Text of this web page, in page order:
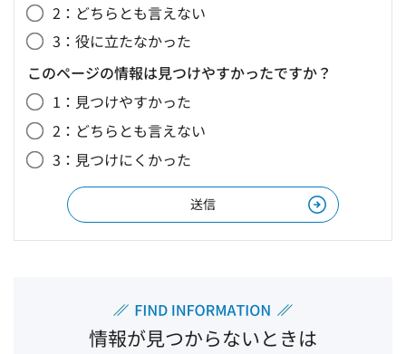
2：どちらとも言えない
3：役に立たなかった
このページの情報は見つけやすかったですか？
1：見つけやすかった
2：どちらとも言えない
3：見つけにくかった
情報が見つからないときは